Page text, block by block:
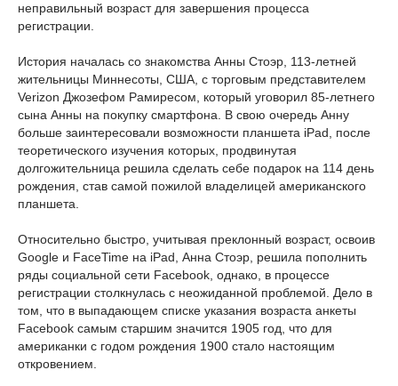
неправильный возраст для завершения процесса
регистрации.
История началась со знакомства Анны Стоэр, 113-летней
жительницы Миннесоты, США, с торговым представителем
Verizon Джозефом Рамиресом, который уговорил 85-летнего
сына Анны на покупку смартфона. В свою очередь Анну
больше заинтересовали возможности планшета iPad, после
теоретического изучения которых, продвинутая
долгожительница решила сделать себе подарок на 114 день
рождения, став самой пожилой владелицей американского
планшета.
Относительно быстро, учитывая преклонный возраст, освоив
Google и FaceTime на iPad, Анна Стоэр, решила пополнить
ряды социальной сети Facebook, однако, в процессе
регистрации столкнулась с неожиданной проблемой. Дело в
том, что в выпадающем списке указания возраста анкеты
Facebook самым старшим значится 1905 год, что для
американки с годом рождения 1900 стало настоящим
откровением.